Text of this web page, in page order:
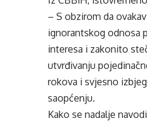
– S obzirom da
ignorantskog odnosa
interesa i zakonito
utvrđivanju
rokova i svjesno
saopćenju.
Kako se nadalje